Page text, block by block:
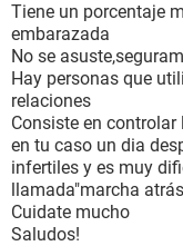
Tiene un porcentaje
embarazada
No se
Hay personas que
relaciones
Consiste en
en tu caso un dia
infertiles y es muy
llamada"marcha
Cuidate mucho
Saludos!